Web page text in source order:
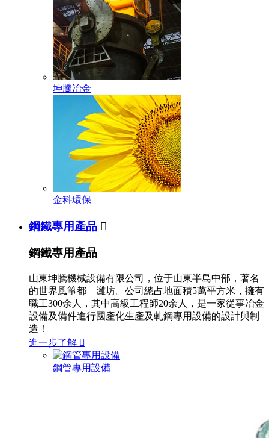
坤騰冶金
金科環保
鋼鐵專用產品 
鋼鐵專用產品
山東坤騰機械設備有限公司，位于山東半島中部，著名
的世界風箏都—濰坊。公司總占地面積5萬平方米，擁有
職工300余人，其中高級工程師20余人，是一家從事冶金
設備及備件進行國產化生產及軋鋼專用設備的設計與制
造！
進一步了解 
鋼管專用設備